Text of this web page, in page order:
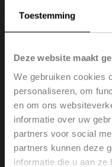
Toestemming
Deze website maakt
We gebruiken cookies
personaliseren, om
en om ons
informatie over uw
partners voor social
partners kunnen deze
informatie die u aan
Z-NMA